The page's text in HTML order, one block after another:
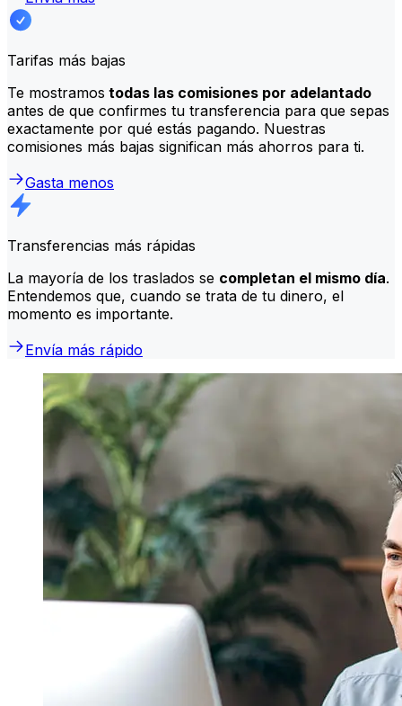
Tarifas más bajas
Te mostramos todas las comisiones por adelantado
antes de que confirmes tu transferencia para que sepas
exactamente por qué estás pagando. Nuestras
comisiones más bajas significan más ahorros para ti.
Gasta menos
Transferencias más rápidas
La mayoría de los traslados se completan el mismo día.
Entendemos que, cuando se trata de tu dinero, el
momento es importante.
Envía más rápido